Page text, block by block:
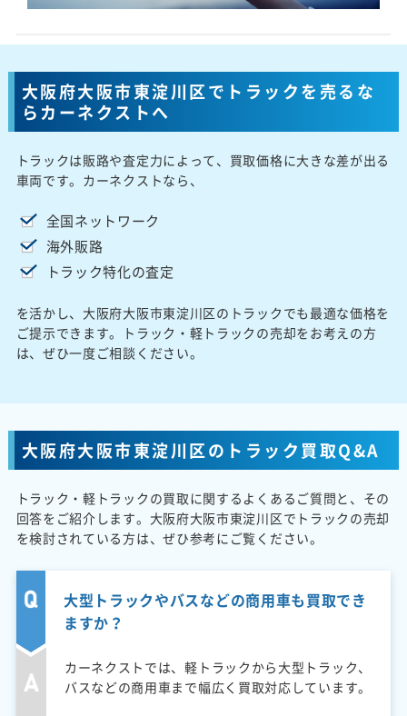
大阪府大阪市東淀川区でトラックを売るな
らカーネクストへ
トラックは販路や査定力によって、買取価格に大きな差が出る
車両です。カーネクストなら、
全国ネットワーク
海外販路
トラック特化の査定
を活かし、大阪府大阪市東淀川区のトラックでも最適な価格を
ご提示できます。トラック・軽トラックの売却をお考えの方
は、ぜひ一度ご相談ください。
大阪府大阪市東淀川区のトラック買取Q&A
トラック・軽トラックの買取に関するよくあるご質問と、その
回答をご紹介します。大阪府大阪市東淀川区でトラックの売却
を検討されている方は、ぜひ参考にご覧ください。
大型トラックやバスなどの商用車も買取でき
ますか？
カーネクストでは、軽トラックから大型トラック、
バスなどの商用車まで幅広く買取対応しています。